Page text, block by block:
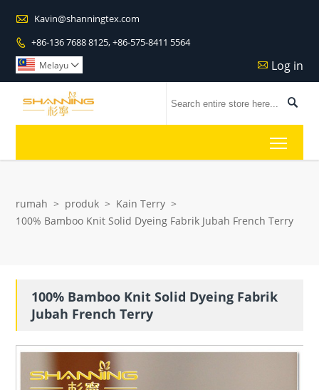
 Kavin@shanningtex.com
 +86-136 7688 8125, +86-575-8411 5564
 Log in
Melayu 

rumah > produk > Kain Terry >
100% Bamboo Knit Solid Dyeing Fabrik Jubah French Terry
100% Bamboo Knit Solid Dyeing Fabrik
Jubah French Terry